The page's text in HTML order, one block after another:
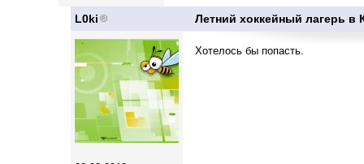
L0ki Летний хоккейный лагерь в
Хотелось бы попасть.